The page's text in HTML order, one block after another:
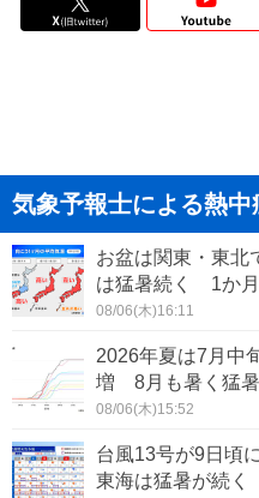
気象予報士による熱中
お盆は関東・東
は猛暑続く 1か
08/06(木)16:11
2026年夏は7月中
増 8月も暑く猛
08/06(木)15:52
台風13号が9日頃
東海は猛暑が続